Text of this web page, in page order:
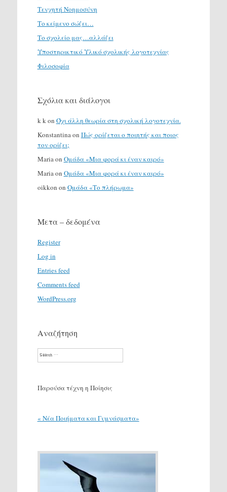
Τενχητή Νοημοσύνη
Το κείμενο σώζει…
Το σχολείο μας…αλλάζει
Υποστηρικτικό Υλικό σχολικής λογοτεχνίας
Φιλοσοφία
Σχόλια και διάλογοι
k kon Όχι άλλη θεωρία στη σχολική λογοτεχνία.
Konstantinaon Πώς ορίζεται ο ποιητής και ποιος
τον ορίζει;
Mariaon Ομάδα «Μια φορά κι έναν καιρό»
Mariaon Ομάδα «Μια φορά κι έναν καιρό»
oikkon on Ομάδα «Το πλήρωμα»
Μετα – δεδομένα
Register
Log in
Entries feed
Comments feed
WordPress.org
Αναζήτηση
Search
Παρούσα τέχνη η Ποίησις
« Νέα Ποιήματα και Γυμνάσματα»